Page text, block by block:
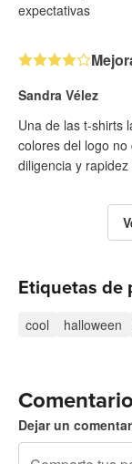
expectativas
Sandra Vélez
Una de las t-shirts
colores del logo
diligencia y
Etiquetas de
cool halloween
Dejar un